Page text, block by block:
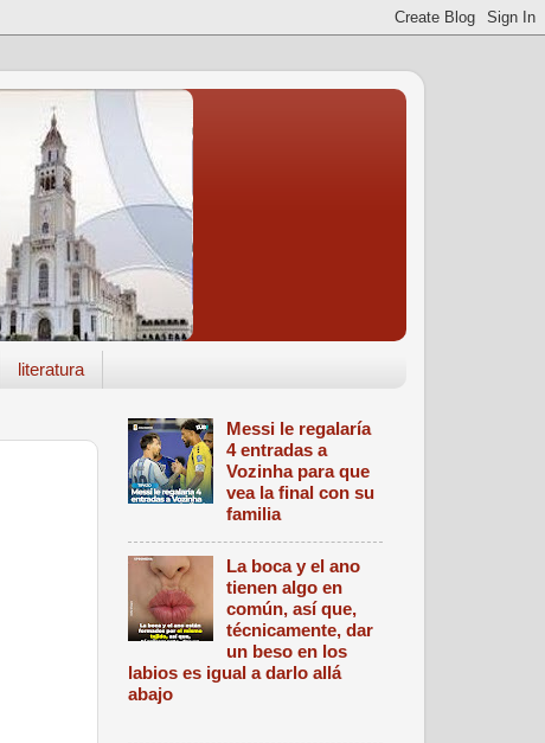
literatura
Messi le regalaría
4 entradas a
Vozinha para que
vea la final con su
familia
La boca y el ano
tienen algo en
común, así que,
técnicamente, dar
un beso en los
labios es igual a darlo allá
abajo